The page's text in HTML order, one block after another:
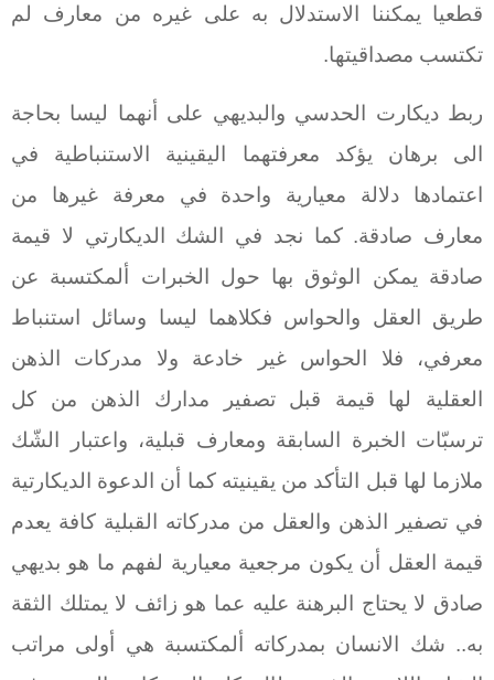
قطعيا يمكننا الاستدلال به على غيره من معارف لم
تكتسب مصداقيتها.
ربط ديكارت الحدسي والبديهي على أنهما ليسا بحاجة
الى برهان يؤكد معرفتهما اليقينية الاستنباطية في
اعتمادها دلالة معيارية واحدة في معرفة غيرها من
معارف صادقة. كما نجد في الشك الديكارتي لا قيمة
صادقة يمكن الوثوق بها حول الخبرات ألمكتسبة عن
طريق العقل والحواس فكلاهما ليسا وسائل استنباط
معرفي، فلا الحواس غير خادعة ولا مدركات الذهن
العقلية لها قيمة قبل تصفير مدارك الذهن من كل
ترسبّات الخبرة السابقة ومعارف قبلية، واعتبار الشّك
ملازما لها قبل التأكد من يقينيته كما أن الدعوة الديكارتية
في تصفير الذهن والعقل من مدركاته القبلية كافة يعدم
قيمة العقل أن يكون مرجعية معيارية لفهم ما هو بديهي
صادق لا يحتاج البرهنة عليه عما هو زائف لا يمتلك الثقة
به.. شك الانسان بمدركاته ألمكتسبة هي أولى مراتب